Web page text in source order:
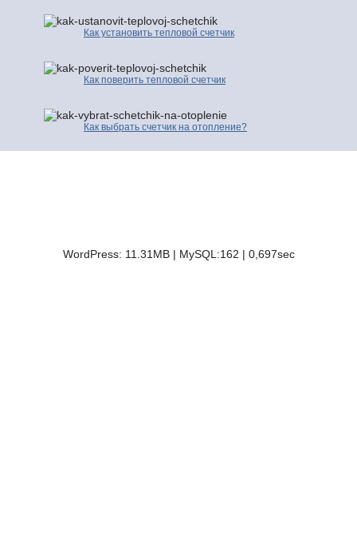
Как установить тепловой счетчик
Как поверить тепловой счетчик
Как выбрать счетчик на отопление?
WordPress: 11.31MB | MySQL:162 | 0,697sec